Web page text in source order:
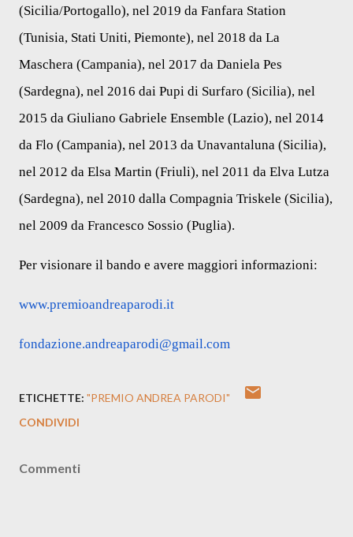
(Sicilia/Portogallo), nel 2019 da Fanfara Station
(Tunisia, Stati Uniti, Piemonte), nel 2018 da La
Maschera (Campania), nel 2017 da Daniela Pes
(Sardegna), nel 2016 dai Pupi di Surfaro (Sicilia), nel
2015 da Giuliano Gabriele Ensemble (Lazio), nel 2014
da Flo (Campania), nel 2013 da Unavantaluna (Sicilia),
nel 2012 da Elsa Martin (Friuli), nel 2011 da Elva Lutza
(Sardegna), nel 2010 dalla Compagnia Triskele (Sicilia),
nel 2009 da Francesco Sossio (Puglia).
Per visionare il bando e avere maggiori informazioni:
www.premioandreaparodi.it
fondazione.andreaparodi@gmail.com
ETICHETTE: "PREMIO ANDREA PARODI"
CONDIVIDI
Commenti